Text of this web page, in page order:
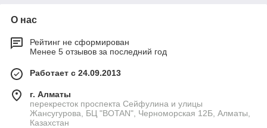
О нас
Рейтинг не сформирован
Менее 5 отзывов за последний год
Работает с 24.09.2013
г. Алматы
перекресток проспекта Сейфулина и улицы
Жансугурова, БЦ "BOTAN", Черноморская 12Б, Алматы,
Казахстан